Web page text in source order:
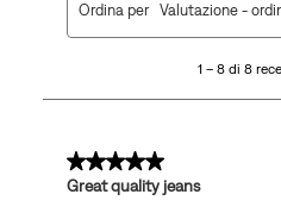
8
1 – 8 di 8
Ordina per Valutazione -
5 su 5 stelle.
Great quality jeans